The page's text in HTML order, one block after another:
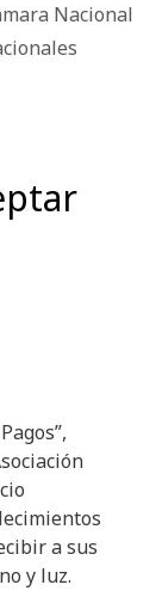
Nacional
a sus
y luz.